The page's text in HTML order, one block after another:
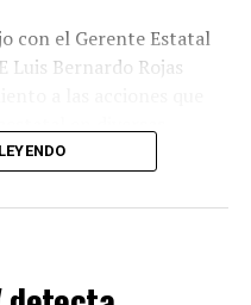
con el Gerente Estatal
Luis Bernardo Rojas
centro de la
y fortalecimiento de la
de CFE informó que las